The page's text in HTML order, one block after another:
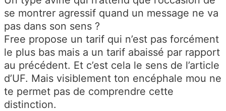
se montrer agressif quand un message ne va
pas dans son sens ?
Free propose un tarif qui n’est pas forcément
le plus bas mais a un tarif abaissé par rapport
au précédent. Et c’est cela le sens de l’article
d’UF. Mais visiblement ton encéphale mou ne
te permet pas de comprendre cette
distinction.